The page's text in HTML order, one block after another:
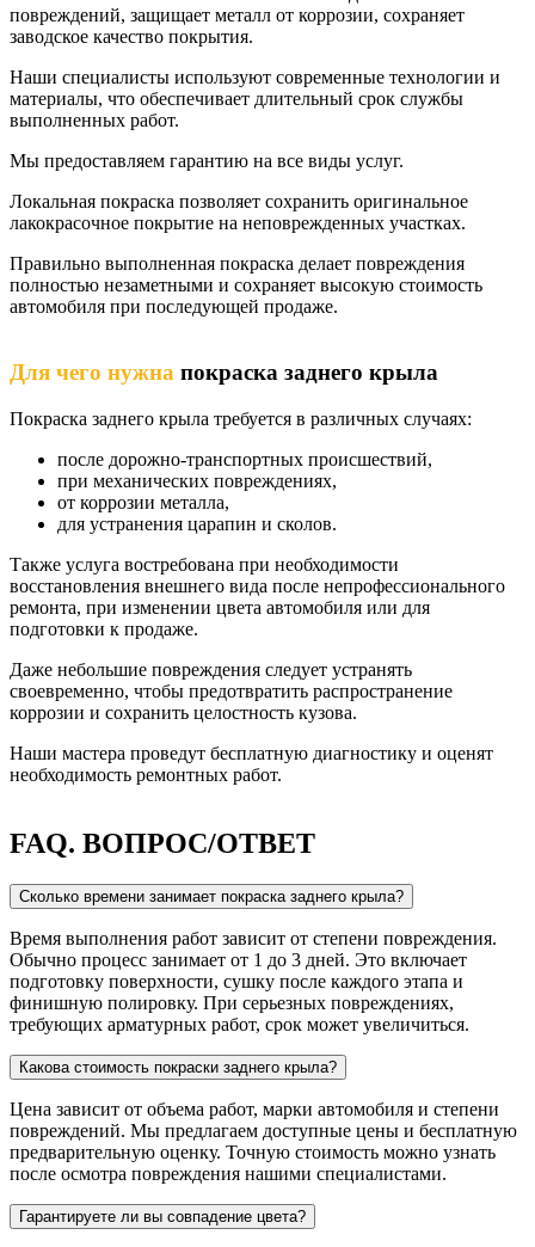
повреждений, защищает металл от коррозии, сохраняет
заводское качество покрытия.
Наши специалисты используют современные технологии и
материалы, что обеспечивает длительный срок службы
выполненных работ.
Мы предоставляем гарантию на все виды услуг.
Локальная покраска позволяет сохранить оригинальное
лакокрасочное покрытие на неповрежденных участках.
Правильно выполненная покраска делает повреждения
полностью незаметными и сохраняет высокую стоимость
автомобиля при последующей продаже.
Для чего нужна покраска заднего крыла
Покраска заднего крыла требуется в различных случаях:
после дорожно-транспортных происшествий,
при механических повреждениях,
от коррозии металла,
для устранения царапин и сколов.
Также услуга востребована при необходимости
восстановления внешнего вида после непрофессионального
ремонта, при изменении цвета автомобиля или для
подготовки к продаже.
Даже небольшие повреждения следует устранять
своевременно, чтобы предотвратить распространение
коррозии и сохранить целостность кузова.
Наши мастера проведут бесплатную диагностику и оценят
необходимость ремонтных работ.
FAQ. ВОПРОС/ОТВЕТ
Сколько времени занимает покраска заднего крыла?
Время выполнения работ зависит от степени повреждения.
Обычно процесс занимает от 1 до 3 дней. Это включает
подготовку поверхности, сушку после каждого этапа и
финишную полировку. При серьезных повреждениях,
требующих арматурных работ, срок может увеличиться.
Какова стоимость покраски заднего крыла?
Цена зависит от объема работ, марки автомобиля и степени
повреждений. Мы предлагаем доступные цены и бесплатную
предварительную оценку. Точную стоимость можно узнать
после осмотра повреждения нашими специалистами.
Гарантируете ли вы совпадение цвета?